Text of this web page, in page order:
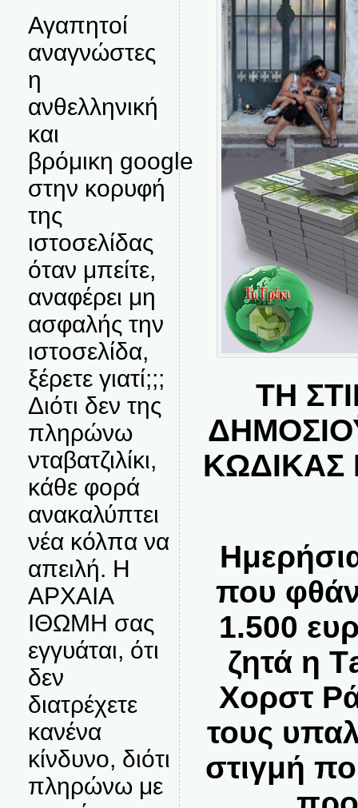
Αγαπητοί
αναγνώστες
η
ανθελληνική
και
βρόμικη google
στην κορυφή
της
ιστοσελίδας
όταν μπείτε,
αναφέρει μη
ασφαλής την
ιστοσελίδα,
ξέρετε γιατί;;;
Διότι δεν της
πληρώνω
νταβατζιλίκι,
κάθε φορά
ανακαλύπτει
νέα κόλπα να
απειλή. Η
ΑΡΧΑΙΑ
ΙΘΩΜΗ σας
εγγυάται, ότι
δεν
διατρέχετε
κανένα
κίνδυνο, διότι
πληρώνω με
ΤΗ
ΚΩΔΙΚΑΣ
που
1.500
ζητά η
Χορστ
τους
στιγμή